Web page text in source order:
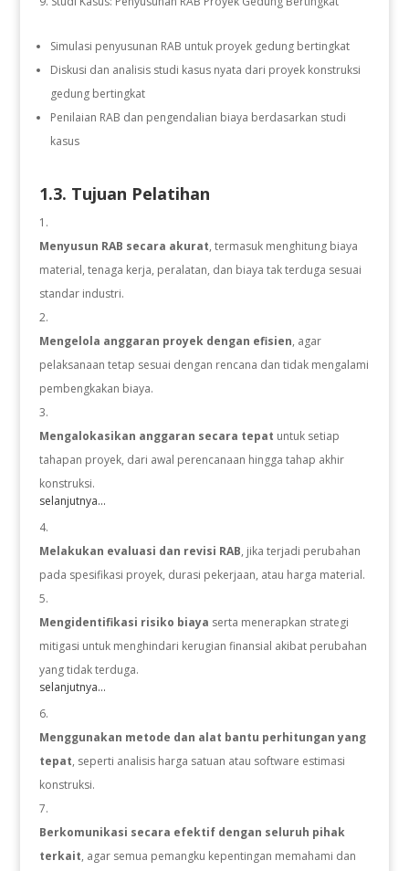
Simulasi penyusunan RAB untuk proyek gedung bertingkat
Diskusi dan analisis studi kasus nyata dari proyek konstruksi
gedung bertingkat
Penilaian RAB dan pengendalian biaya berdasarkan studi
kasus
1.3. Tujuan Pelatihan
Menyusun RAB secara akurat, termasuk menghitung biaya
material, tenaga kerja, peralatan, dan biaya tak terduga sesuai
standar industri.
Mengelola anggaran proyek dengan efisien, agar
pelaksanaan tetap sesuai dengan rencana dan tidak mengalami
pembengkakan biaya.
Mengalokasikan anggaran secara tepat untuk setiap
tahapan proyek, dari awal perencanaan hingga tahap akhir
konstruksi.
selanjutnya...
Melakukan evaluasi dan revisi RAB, jika terjadi perubahan
pada spesifikasi proyek, durasi pekerjaan, atau harga material.
Mengidentifikasi risiko biaya serta menerapkan strategi
mitigasi untuk menghindari kerugian finansial akibat perubahan
yang tidak terduga.
selanjutnya...
Menggunakan metode dan alat bantu perhitungan yang
tepat, seperti analisis harga satuan atau software estimasi
konstruksi.
Berkomunikasi secara efektif dengan seluruh pihak
terkait, agar semua pemangku kepentingan memahami dan